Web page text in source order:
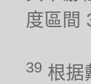
度區間
39 根据